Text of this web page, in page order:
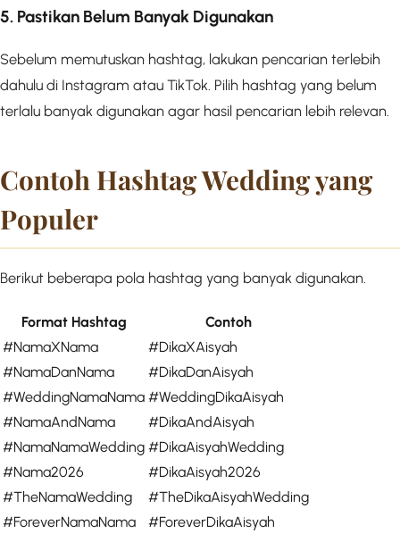
5. Pastikan Belum Banyak Digunakan
Sebelum memutuskan hashtag, lakukan pencarian terlebih
dahulu di Instagram atau TikTok. Pilih hashtag yang belum
terlalu banyak digunakan agar hasil pencarian lebih relevan.
Contoh Hashtag Wedding yang
Populer
Berikut beberapa pola hashtag yang banyak digunakan.
Format Hashtag
Contoh
#NamaXNama
#DikaXAisyah
#NamaDanNama
#DikaDanAisyah
#WeddingNamaNama #WeddingDikaAisyah
#NamaAndNama
#DikaAndAisyah
#NamaNamaWedding #DikaAisyahWedding
#Nama2026
#DikaAisyah2026
#TheNamaWedding
#TheDikaAisyahWedding
#ForeverNamaNama
#ForeverDikaAisyah